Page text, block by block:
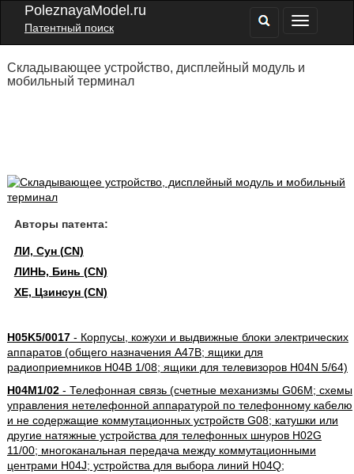
PoleznayaModel.ru
Патентный поиск
Складывающее устройство, дисплейный модуль и
мобильный терминал
Авторы патента:
ЛИ, Сун (CN)
ЛИНЬ, Бинь (CN)
ХЕ, Цзинсун (CN)
H05K5/0017- Корпусы, кожухи и выдвижные блоки электрических
аппаратов (общего назначения A47B; ящики для
радиоприемников H04B 1/08; ящики для телевизоров H04N 5/64)
H04M1/02- Телефонная связь (счетные механизмы G06M; схемы
управления нетелефонной аппаратурой по телефонному кабелю
и не содержащие коммутационных устройств G08; катушки или
другие натяжные устройства для телефонных шнуров H02G
11/00; многоканальная передача между коммутационными
центрами H04J; устройства для выбора линий H04Q;